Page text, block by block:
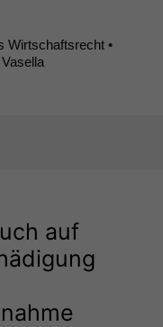
Wirtschaftsrecht •
auf